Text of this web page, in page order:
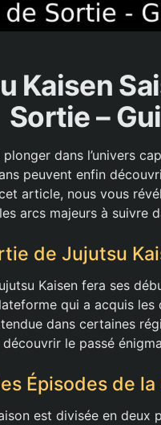
Kaisen
Sortie –
dans l’univers
peuvent enfin
article, nous vous
arcs majeurs à suivre
de Jujutsu
Kaisen fera ses
qui a acquis
dans certaines
le passé
Épisodes de la
est divisée en deux